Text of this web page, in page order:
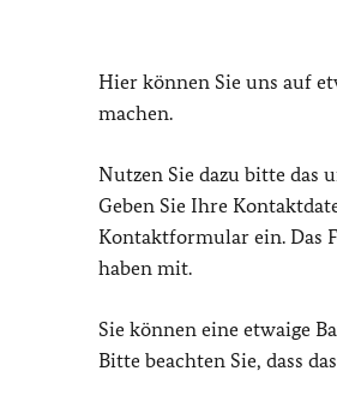
Hier können Sie uns auf
machen.
Nutzen Sie dazu bitte das
Geben Sie Ihre
Kontaktformular ein. Das
haben mit.
Sie können eine etwaige
Bitte beachten Sie, dass